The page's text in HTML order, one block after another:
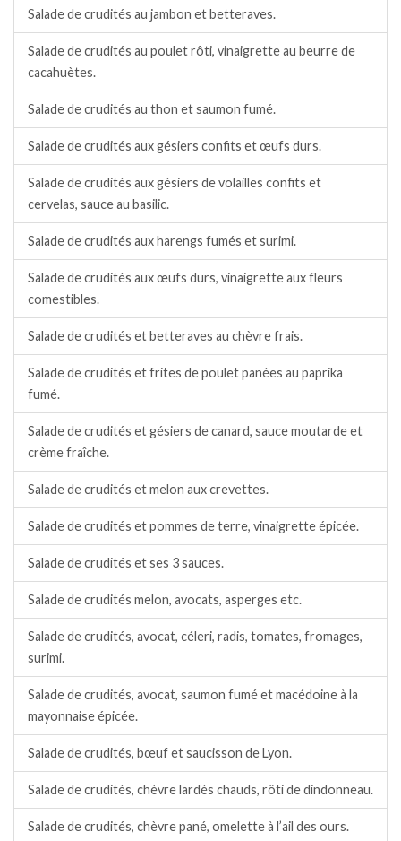
Salade de crudités au jambon et betteraves.
Salade de crudités au poulet rôti, vinaigrette au beurre de
cacahuètes.
Salade de crudités au thon et saumon fumé.
Salade de crudités aux gésiers confits et œufs durs.
Salade de crudités aux gésiers de volailles confits et
cervelas, sauce au basilic.
Salade de crudités aux harengs fumés et surimi.
Salade de crudités aux œufs durs, vinaigrette aux fleurs
comestibles.
Salade de crudités et betteraves au chèvre frais.
Salade de crudités et frites de poulet panées au paprika
fumé.
Salade de crudités et gésiers de canard, sauce moutarde et
crème fraîche.
Salade de crudités et melon aux crevettes.
Salade de crudités et pommes de terre, vinaigrette épicée.
Salade de crudités et ses 3 sauces.
Salade de crudités melon, avocats, asperges etc.
Salade de crudités, avocat, céleri, radis, tomates, fromages,
surimi.
Salade de crudités, avocat, saumon fumé et macédoine à la
mayonnaise épicée.
Salade de crudités, bœuf et saucisson de Lyon.
Salade de crudités, chèvre lardés chauds, rôti de dindonneau.
Salade de crudités, chèvre pané, omelette à l’ail des ours.